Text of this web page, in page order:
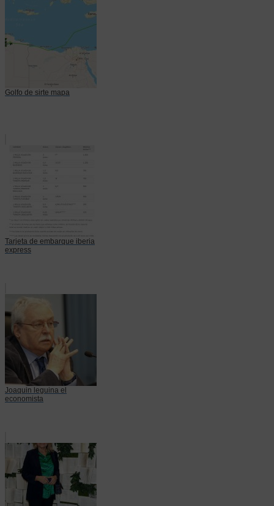
Golfo de sirte mapa
Tarjeta de embarque iberia
express
Joaquin leguina el
economista